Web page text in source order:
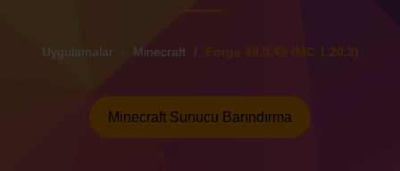
Uygulamalar Minecraft Forge 48.0.49 (MC 1.20.2)
Minecraft Sunucu Barındırma